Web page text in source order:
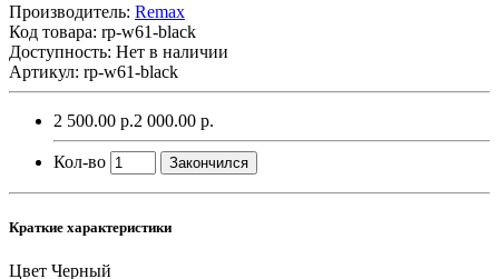
Производитель: Remax
Код товара: rp-w61-black
Доступность: Нет в наличии
Артикул: rp-w61-black
2 500.00 р.2 000.00 р.
Кол-во Закончился
Краткие характеристики
Цвет Черный